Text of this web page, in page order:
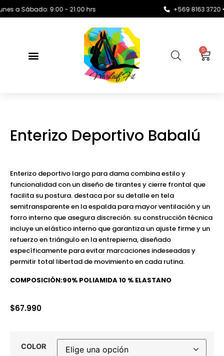
a Sábado: 9:00 - 21:00 hrs +569 8163 3720 •
0
Enterizo Deportivo Babalú
Enterizo deportivo largo para dama combina estilo y
funcionalidad con un diseño de tirantes y cierre frontal que
facilita su postura. destaca por su detalle en tela
semitransparente en la espalda para mayor ventilación y un
forro interno que asegura discreción. su construcción técnica
incluye un elástico interno que garantiza un ajuste firme y un
refuerzo en triángulo en la entrepierna, diseñado
específicamente para evitar marcaciones indeseadas y
permitir total libertad de movimiento en cada rutina.
COMPOSICIÓN:90% POLIAMIDA 10 % ELASTANO
$67.990
COLOR